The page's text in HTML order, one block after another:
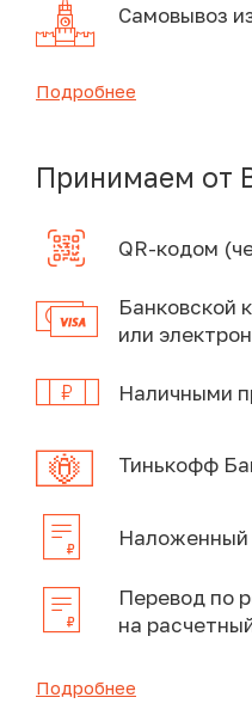
Самовывоз
Подробнее
Принимаем от
QR-кодом
Банковской
или
Наличными
Тинькофф
Перевод по
на
Подробнее